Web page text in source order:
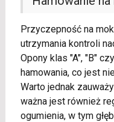
Przyczepność na
utrzymania kontroli
Opony klas "A", "B"
hamowania, co jest
Warto jednak
ważna jest również
ogumienia, w tym